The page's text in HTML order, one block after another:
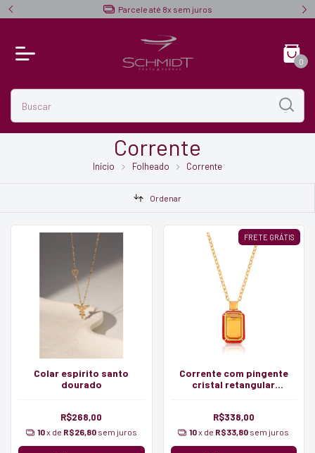
Parcele até 8x sem juros
0
Corrente
Início Folheado Corrente
Ordenar
Colar espirito santo
dourado
R$268,00
10x de R$26,80 sem juros
FRETE GRÁTIS
Corrente com pingente
cristal retangular
R$338,00
10x de R$33,80 sem juros